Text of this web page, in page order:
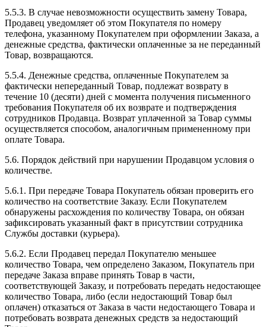
5.5.3. В случае невозможности осуществить замену Товара,
Продавец уведомляет об этом Покупателя по номеру
телефона, указанному Покупателем при оформлении Заказа, а
денежные средства, фактически оплаченные за не переданный
Товар, возвращаются.
5.5.4. Денежные средства, оплаченные Покупателем за
фактически непереданный Товар, подлежат возврату в
течение 10 (десяти) дней с момента получения письменного
требования Покупателя об их возврате и подтверждения
сотрудников Продавца. Возврат уплаченной за Товар суммы
осуществляется способом, аналогичным примененному при
оплате Товара.
5.6. Порядок действий при нарушении Продавцом условия о
количестве.
5.6.1. При передаче Товара Покупатель обязан проверить его
количество на соответствие Заказу. Если Покупателем
обнаружены расхождения по количеству Товара, он обязан
зафиксировать указанный факт в присутствии сотрудника
Службы доставки (курьера).
5.6.2. Если Продавец передал Покупателю меньшее
количество Товара, чем определено Заказом, Покупатель при
передаче Заказа вправе принять Товар в части,
соответствующей Заказу, и потребовать передать недостающее
количество Товара, либо (если недостающий Товар был
оплачен) отказаться от Заказа в части недостающего Товара и
потребовать возврата денежных средств за недостающий